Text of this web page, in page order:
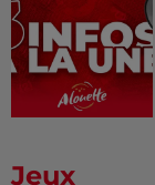
Jeux